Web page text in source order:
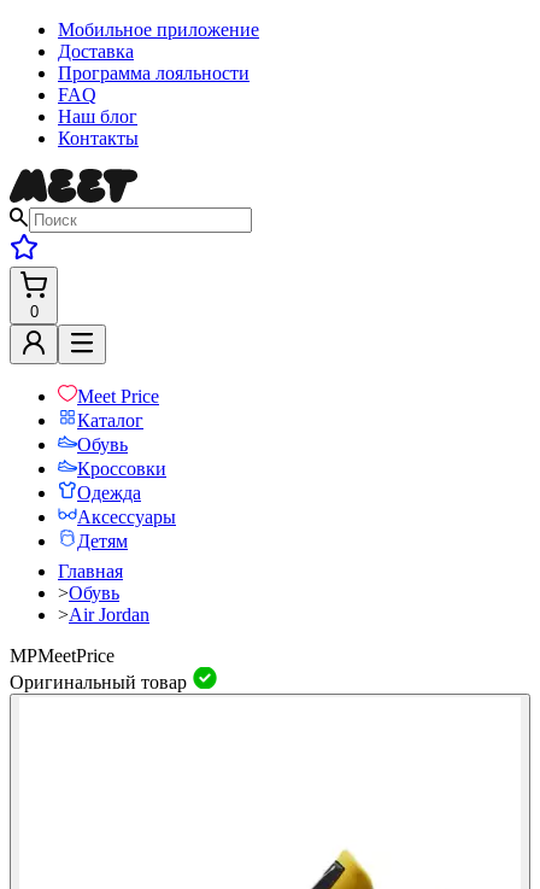
Мобильное приложение
Доставка
Программа лояльности
FAQ
Наш блог
Контакты
0
Meet Price
Каталог
Обувь
Кроссовки
Одежда
Аксессуары
Детям
Главная
>Обувь
>Air Jordan
MPMeetPrice
Оригинальный товар